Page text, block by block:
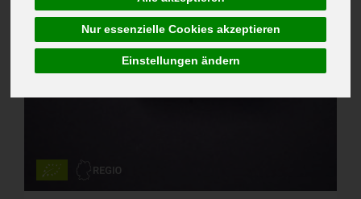
Nur essenzielle Cookies akzeptieren
Einstellungen ändern